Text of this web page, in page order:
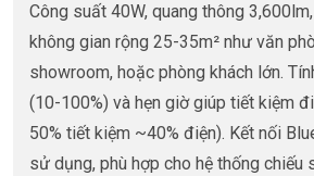
Công suất 40W, quang thông
không gian rộng 25-35m² như văn
showroom, hoặc phòng khách lớn.
(10-100%) và hẹn giờ giúp tiết kiệm
50% tiết kiệm ~40% điện). Kết nối
sử dụng, phù hợp cho hệ thống chiếu